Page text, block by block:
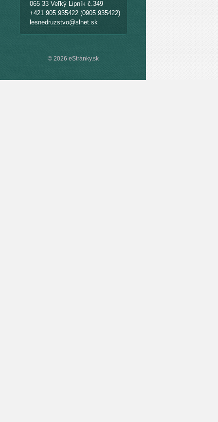
065 33 Veľký Lipník č.349
+421 905 935422 (0905 935422)
lesnedruzstvo@slnet.sk
© 2026 eStránky.sk